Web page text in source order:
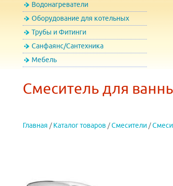
Водонагреватели
Оборудование для котельных
Трубы и Фитинги
Санфаянс/Сантехника
Мебель
Смеситель для
Главная / Каталог товаров /Смесители /